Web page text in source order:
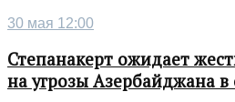
30 мая 12:00
Степанакерт ожидает
на угрозы Азербайджана